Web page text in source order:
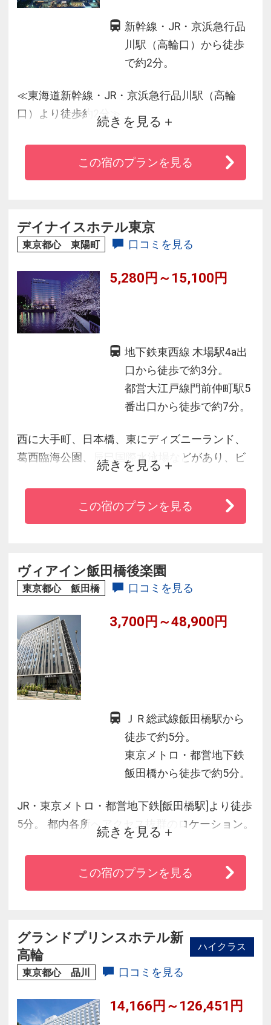
新幹線・JR・京浜急行品
川駅（高輪口）から徒歩
で約2分。
≪東海道新幹線・JR・京浜急行品川駅（高輪
口）より徒歩約2分≫
■観光にも便利で、羽田空港まで京急線で一本、
最短１５分！
■品川は８路線が利用でき都内各所にアクセス良
施設も充実！
■イーストタワーとアネックスタワーへは連絡通
■高層階にも多彩なレストランが充実！
続きを見る
この宿のプランを見る
デイナイスホテル東京
東京都心 東陽町 口コミを見る
5,280円～15,100円
地下鉄東西線 木場駅4a出
口から徒歩で約3分。
都営大江戸線門前仲町駅5
番出口から徒歩で約7分。
西に大手町、日本橋、東にディズニーランド、
葛西臨海公園、辰巳国際水泳場などがあり、ビ
ジネス、レジャーに最適なロケーションです。
又、話題の臨海副都心へのアクセスも便利で
続きを見る
この宿のプランを見る
ヴィアイン飯田橋後楽園
東京都心 飯田橋 口コミを見る
3,700円～48,900円
ＪＲ総武線飯田橋駅から
徒歩で約5分。
東京メトロ・都営地下鉄
飯田橋から徒歩で約5分。
JR・東京メトロ・都営地下鉄[飯田橋駅]より徒歩
5分。 都内各所へアクセス抜群のロケーション。
東京ドーム・日本武道館も徒歩圏内！ 開放的な
最上階ゲストラウンジにて朝食をお召し上がり
頂けます。ホテルの1階にはスーパーマーケット
HDMI対応＞
続きを見る
この宿のプランを見る
グランドプリンスホテル新
高輪
ハイクラス
東京都心 品川 口コミを見る
14,166円～126,451円